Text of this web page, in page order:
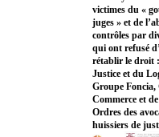
victimes du «
juges » et de
contrôles par
qui ont refusé
rétablir le droit
Justice et du
Groupe
Commerce et
Ordres des
huissiers de